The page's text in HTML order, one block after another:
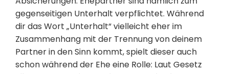
gegenseitigen Unterhalt verpflichtet. Während
dir das Wort „Unterhalt“ vielleicht eher im
Zusammenhang mit der Trennung von deinem
Partner in den Sinn kommt, spielt dieser auch
schon während der Ehe eine Rolle: Laut Gesetz